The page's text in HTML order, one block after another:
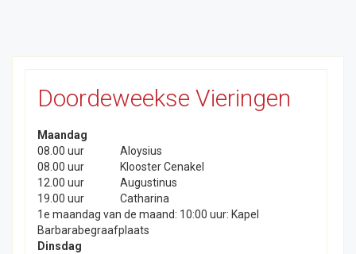
Doordeweekse Vieringen
Maandag
08.00 uur
Aloysius
08.00 uur
Klooster Cenakel
12.00 uur
Augustinus
19.00 uur
Catharina
1e maandag van de maand: 10:00 uur: Kapel
Barbarabegraafplaats
Dinsdag